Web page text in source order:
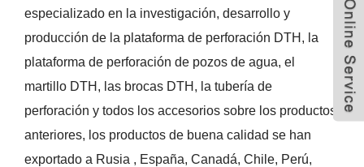
especializado en la investigación, desarrollo y
producción de la plataforma de perforación DTH, la
plataforma de perforación de pozos de agua, el
martillo DTH, las brocas DTH, la tubería de
perforación y todos los accesorios sobre los productos
anteriores, los productos de buena calidad se han
exportado a Rusia , España, Canadá, Chile, Perú,